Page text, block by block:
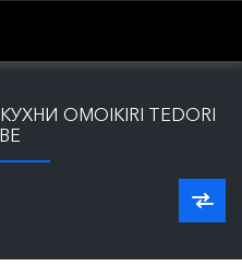
OMOIKIRI TEDORI